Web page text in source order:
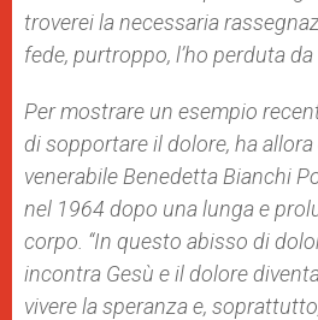
troverei la necessaria
fede, purtroppo, l’ho perduta da
Per mostrare un esempio
di sopportare il dolore, ha
venerabile Benedetta Bianchi
nel 1964 dopo una lunga e
corpo. “In questo abisso di
incontra Gesù e il dolore
vivere la speranza e,